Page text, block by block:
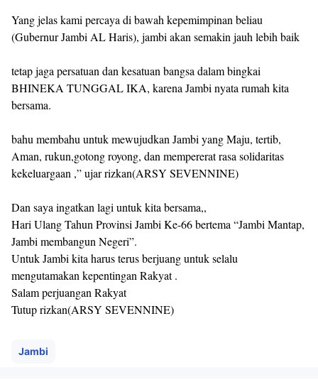
Yang jelas kami percaya di bawah kepemimpinan beliau
(Gubernur Jambi AL Haris), jambi akan semakin jauh lebih baik
tetap jaga persatuan dan kesatuan bangsa dalam bingkai
BHINEKA TUNGGAL IKA, karena Jambi nyata rumah kita
bersama.
bahu membahu untuk mewujudkan Jambi yang Maju, tertib,
Aman, rukun,gotong royong, dan mempererat rasa solidaritas
kekeluargaan ,” ujar rizkan(ARSY SEVENNINE)
Dan saya ingatkan lagi untuk kita bersama,,
Hari Ulang Tahun Provinsi Jambi Ke-66 bertema “Jambi Mantap,
Jambi membangun Negeri”.
Untuk Jambi kita harus terus berjuang untuk selalu
mengutamakan kepentingan Rakyat .
Salam perjuangan Rakyat
Tutup rizkan(ARSY SEVENNINE)
Jambi